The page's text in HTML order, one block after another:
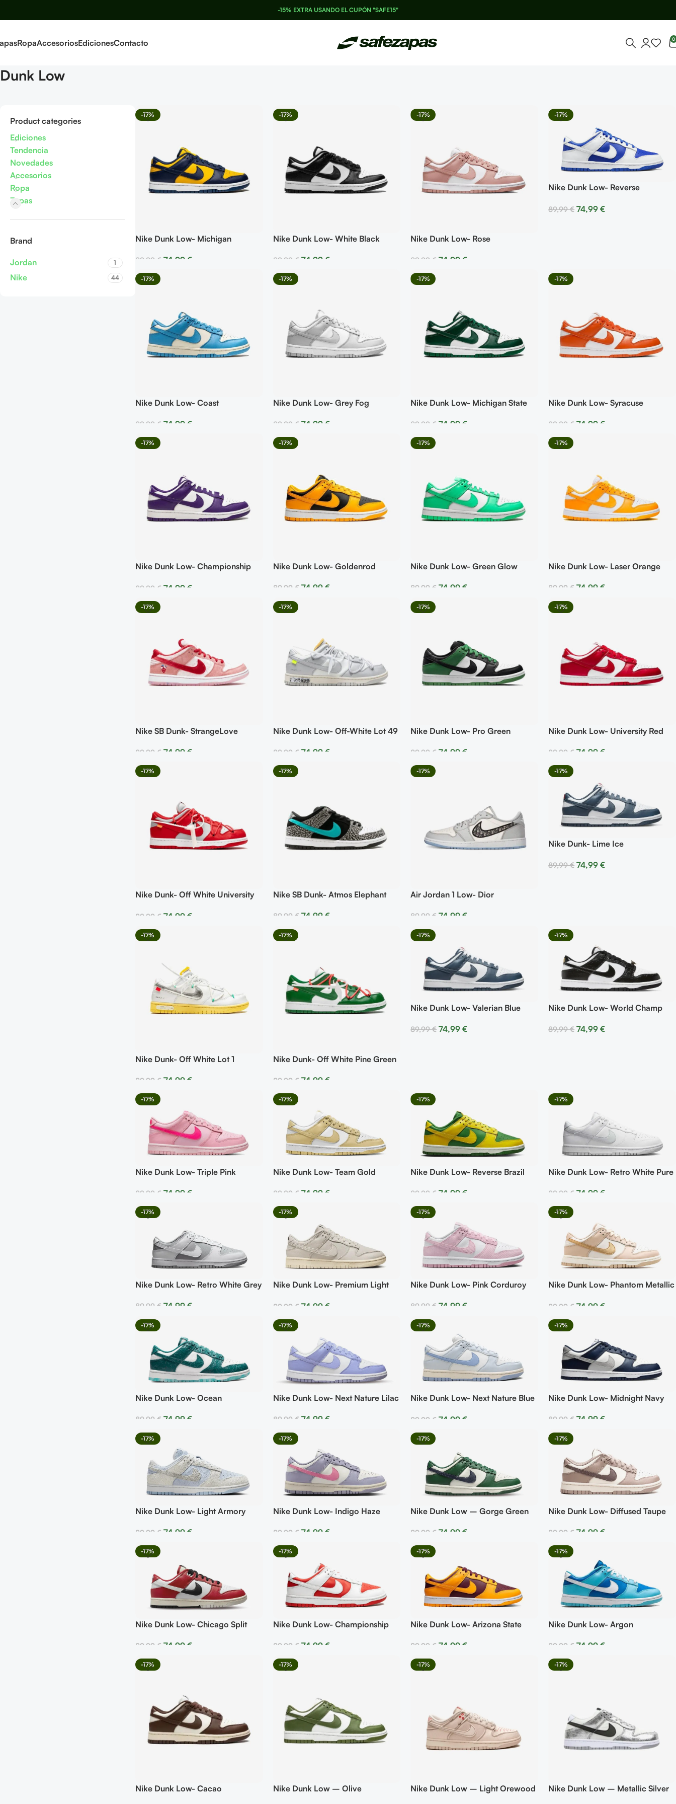
-15% EXTRA USANDO EL CUPÓN "SAFE15"
RopaAccesoriosEdicionesContacto 0
Dunk Low
Product categories
Ediciones
Tendencia
Novedades
Accesorios
Ropa
Zapas
Brand
Jordan 1
Nike 44
-17%
Nike Dunk Low- Michigan
89,99 € 74,99 €
Seleccionar Opciones
-17%
Nike Dunk Low- White Black
89,99 € 74,99 €
Seleccionar Opciones
-17%
Nike Dunk Low- Rose
89,99 € 74,99€
Seleccionar Opciones
-17%
Nike Dunk Low- Reverse
89,99€ 74,99€
-17%
Nike Dunk Low- Coast
89,99 € 74,99 €
Seleccionar Opciones
-17%
Nike Dunk Low- Grey Fog
89,99 € 74,99 €
Seleccionar Opciones
-17%
Nike Dunk Low- Michigan State
89,99 € 74,99€
Seleccionar Opciones
-17%
Nike Dunk Low- Syracuse
89,99 € 74,99€
Seleccionar Opciones
-17%
Nike Dunk Low- Championship
89,99 € 74,99 €
Seleccionar Opciones
-17%
Nike Dunk Low- Goldenrod
89,99 € 74,99 €
Seleccionar Opciones
-17%
Nike Dunk Low- Green Glow
89,99€ 74,99€
Seleccionar Opciones
-17%
Nike Dunk Low- Laser Orange
89,99€ 74,99€
Seleccionar Opciones
-17%
Nike SB Dunk- StrangeLove
89,99 € 74,99 €
Seleccionar Opciones
-17%
Nike Dunk Low- Off-White Lot 49
89,99 € 74,99 €
Seleccionar Opciones
-17%
Nike Dunk Low- Pro Green
89,99 € 74,99€
Seleccionar Opciones
-17%
Nike Dunk Low- University Red
89,99 € 74,99€
Seleccionar Opciones
-17%
Nike Dunk- Off White University
89,99 € 74,99 €
Seleccionar Opciones
-17%
Nike SB Dunk- Atmos Elephant
89,99 € 74,99 €
Seleccionar Opciones
-17%
Air Jordan 1 Low- Dior
89,99€ 74,99€
Seleccionar Opciones
-17%
Nike Dunk- Lime Ice
89,99€ 74,99€
-17%
Nike Dunk- Off White Lot 1
89,99 € 74,99 €
Seleccionar Opciones
-17%
Nike Dunk- Off White Pine Green
89,99 € 74,99 €
Seleccionar Opciones
-17%
Nike Dunk Low- Valerian Blue
89,99€ 74,99€
-17%
Nike Dunk Low- World Champ
89,99€ 74,99€
-17%
Nike Dunk Low- Triple Pink
89,99 € 74,99 €
Seleccionar Opciones
-17%
Nike Dunk Low- Team Gold
89,99 € 74,99 €
Seleccionar Opciones
-17%
Nike Dunk Low- Reverse Brazil
89,99 € 74,99€
Seleccionar Opciones
-17%
Nike Dunk Low- Retro White Pure
89,99 € 74,99€
Seleccionar Opciones
-17%
Nike Dunk Low- Retro White Grey
89,99 € 74,99 €
Seleccionar Opciones
-17%
Nike Dunk Low- Premium Light
89,99 € 74,99 €
Seleccionar Opciones
-17%
Nike Dunk Low- Pink Corduroy
89,99€ 74,99€
Seleccionar Opciones
-17%
Nike Dunk Low- Phantom Metallic
89,99 € 74,99€
Seleccionar Opciones
-17%
Nike Dunk Low- Ocean
89,99 € 74,99 €
Seleccionar Opciones
-17%
Nike Dunk Low- Next Nature Lilac
89,99 € 74,99 €
Seleccionar Opciones
-17%
Nike Dunk Low- Next Nature Blue
89,99 € 74,99€
Seleccionar Opciones
-17%
Nike Dunk Low- Midnight Navy
89,99€ 74,99€
Seleccionar Opciones
-17%
Nike Dunk Low- Light Armory
89,99 € 74,99 €
Seleccionar Opciones
-17%
Nike Dunk Low- Indigo Haze
89,99 € 74,99 €
Seleccionar Opciones
-17%
Nike Dunk Low – Gorge Green
89,99 € 74,99€
Seleccionar Opciones
-17%
Nike Dunk Low- Diffused Taupe
89,99 € 74,99€
Seleccionar Opciones
-17%
Nike Dunk Low- Chicago Split
89,99 € 74,99 €
Seleccionar Opciones
-17%
Nike Dunk Low- Championship
89,99 € 74,99 €
Seleccionar Opciones
-17%
Nike Dunk Low- Arizona State
89,99 € 74,99€
Seleccionar Opciones
-17%
Nike Dunk Low- Argon
89,99 € 74,99€
Seleccionar Opciones
-17%
Nike Dunk Low- Cacao
-17%
Nike Dunk Low – Olive
-17%
Nike Dunk Low – Light Orewood
-17%
Nike Dunk Low – Metallic Silver